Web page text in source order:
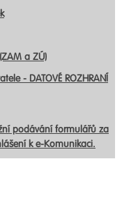
a ZÚ)
- DATOVÉ ROZHRANÍ
podávání formulářů za
k e-Komunikaci.